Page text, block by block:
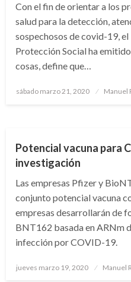
Con el fin de orientar a los
salud para la detección,
sospechosos de covid-19,
Protección Social ha
cosas, define que…
Publicado
sábado marzo 21, 2020 Manuel
Potencial vacuna para
investigación
Las empresas Pfizer y
conjunto potencial vacuna
empresas desarrollarán de
BNT162 basada en ARNm
infección por COVID-19.
Publicado
jueves marzo 19, 2020 Manuel